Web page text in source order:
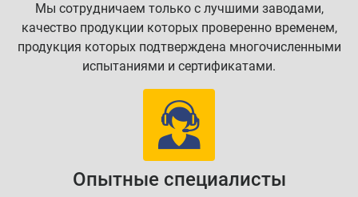
Мы сотрудничаем только с лучшими заводами,
качество продукции которых проверенно временем,
продукция которых подтверждена многочисленными
испытаниями и сертификатами.
Опытные специалисты